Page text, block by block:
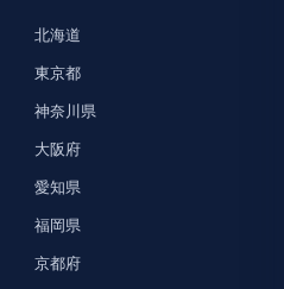
北海道
東京都
神奈川県
大阪府
愛知県
福岡県
京都府